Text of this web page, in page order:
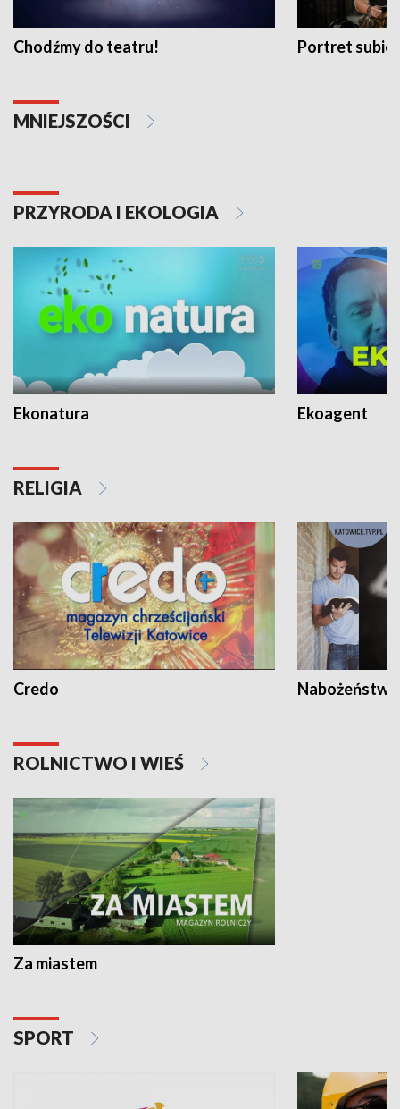
Chodźmy do teatru! Portret
MNIEJSZOŚCI
PRZYRODA I EKOLOGIA
Ekonatura Ekoagent
RELIGIA
Credo
ROLNICTWO I WIEŚ
Za miastem
SPORT